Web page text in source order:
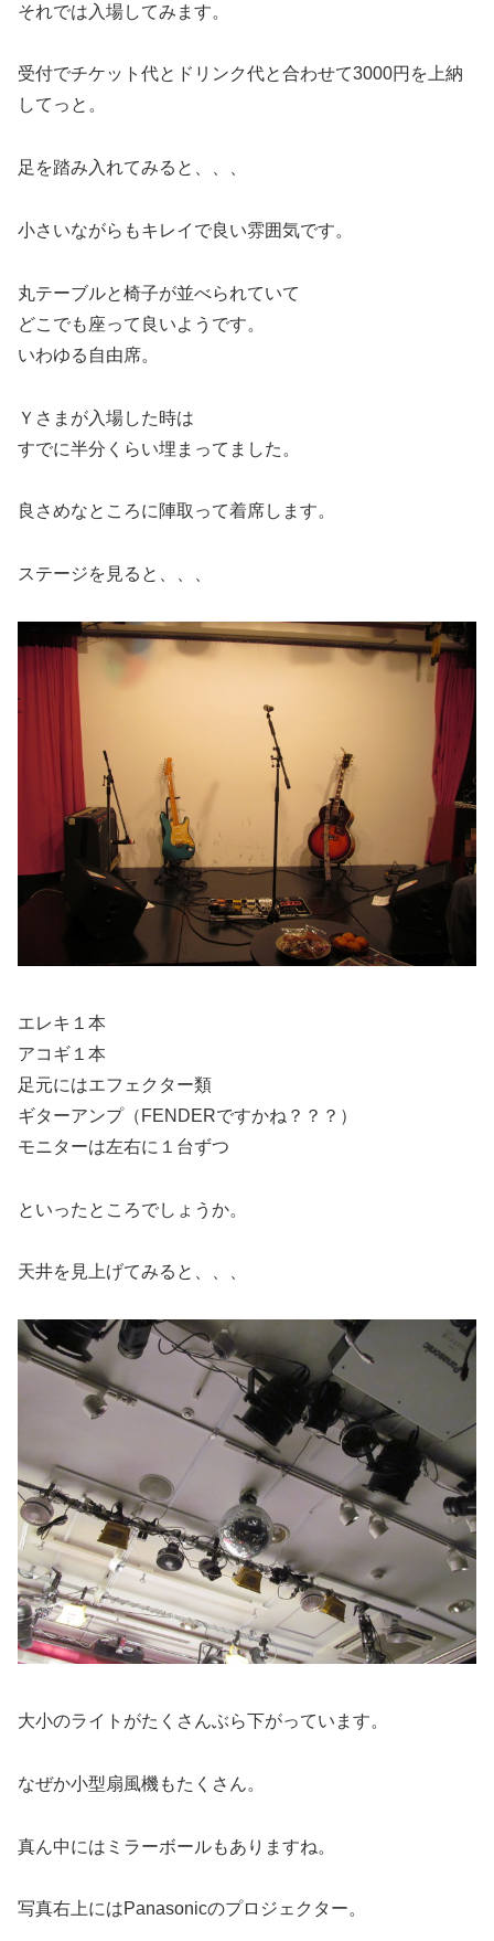
それでは入場してみます。
受付でチケット代とドリンク代と合わせて3000円を上納
してっと。
足を踏み入れてみると、、、
小さいながらもキレイで良い雰囲気です。
丸テーブルと椅子が並べられていて
どこでも座って良いようです。
いわゆる自由席。
Ｙさまが入場した時は
すでに半分くらい埋まってました。
良さめなところに陣取って着席します。
ステージを見ると、、、
エレキ１本
アコギ１本
足元にはエフェクター類
ギターアンプ（FENDERですかね？？？）
モニターは左右に１台ずつ
といったところでしょうか。
天井を見上げてみると、、、
大小のライトがたくさんぶら下がっています。
なぜか小型扇風機もたくさん。
真ん中にはミラーボールもありますね。
写真右上にはPanasonicのプロジェクター。